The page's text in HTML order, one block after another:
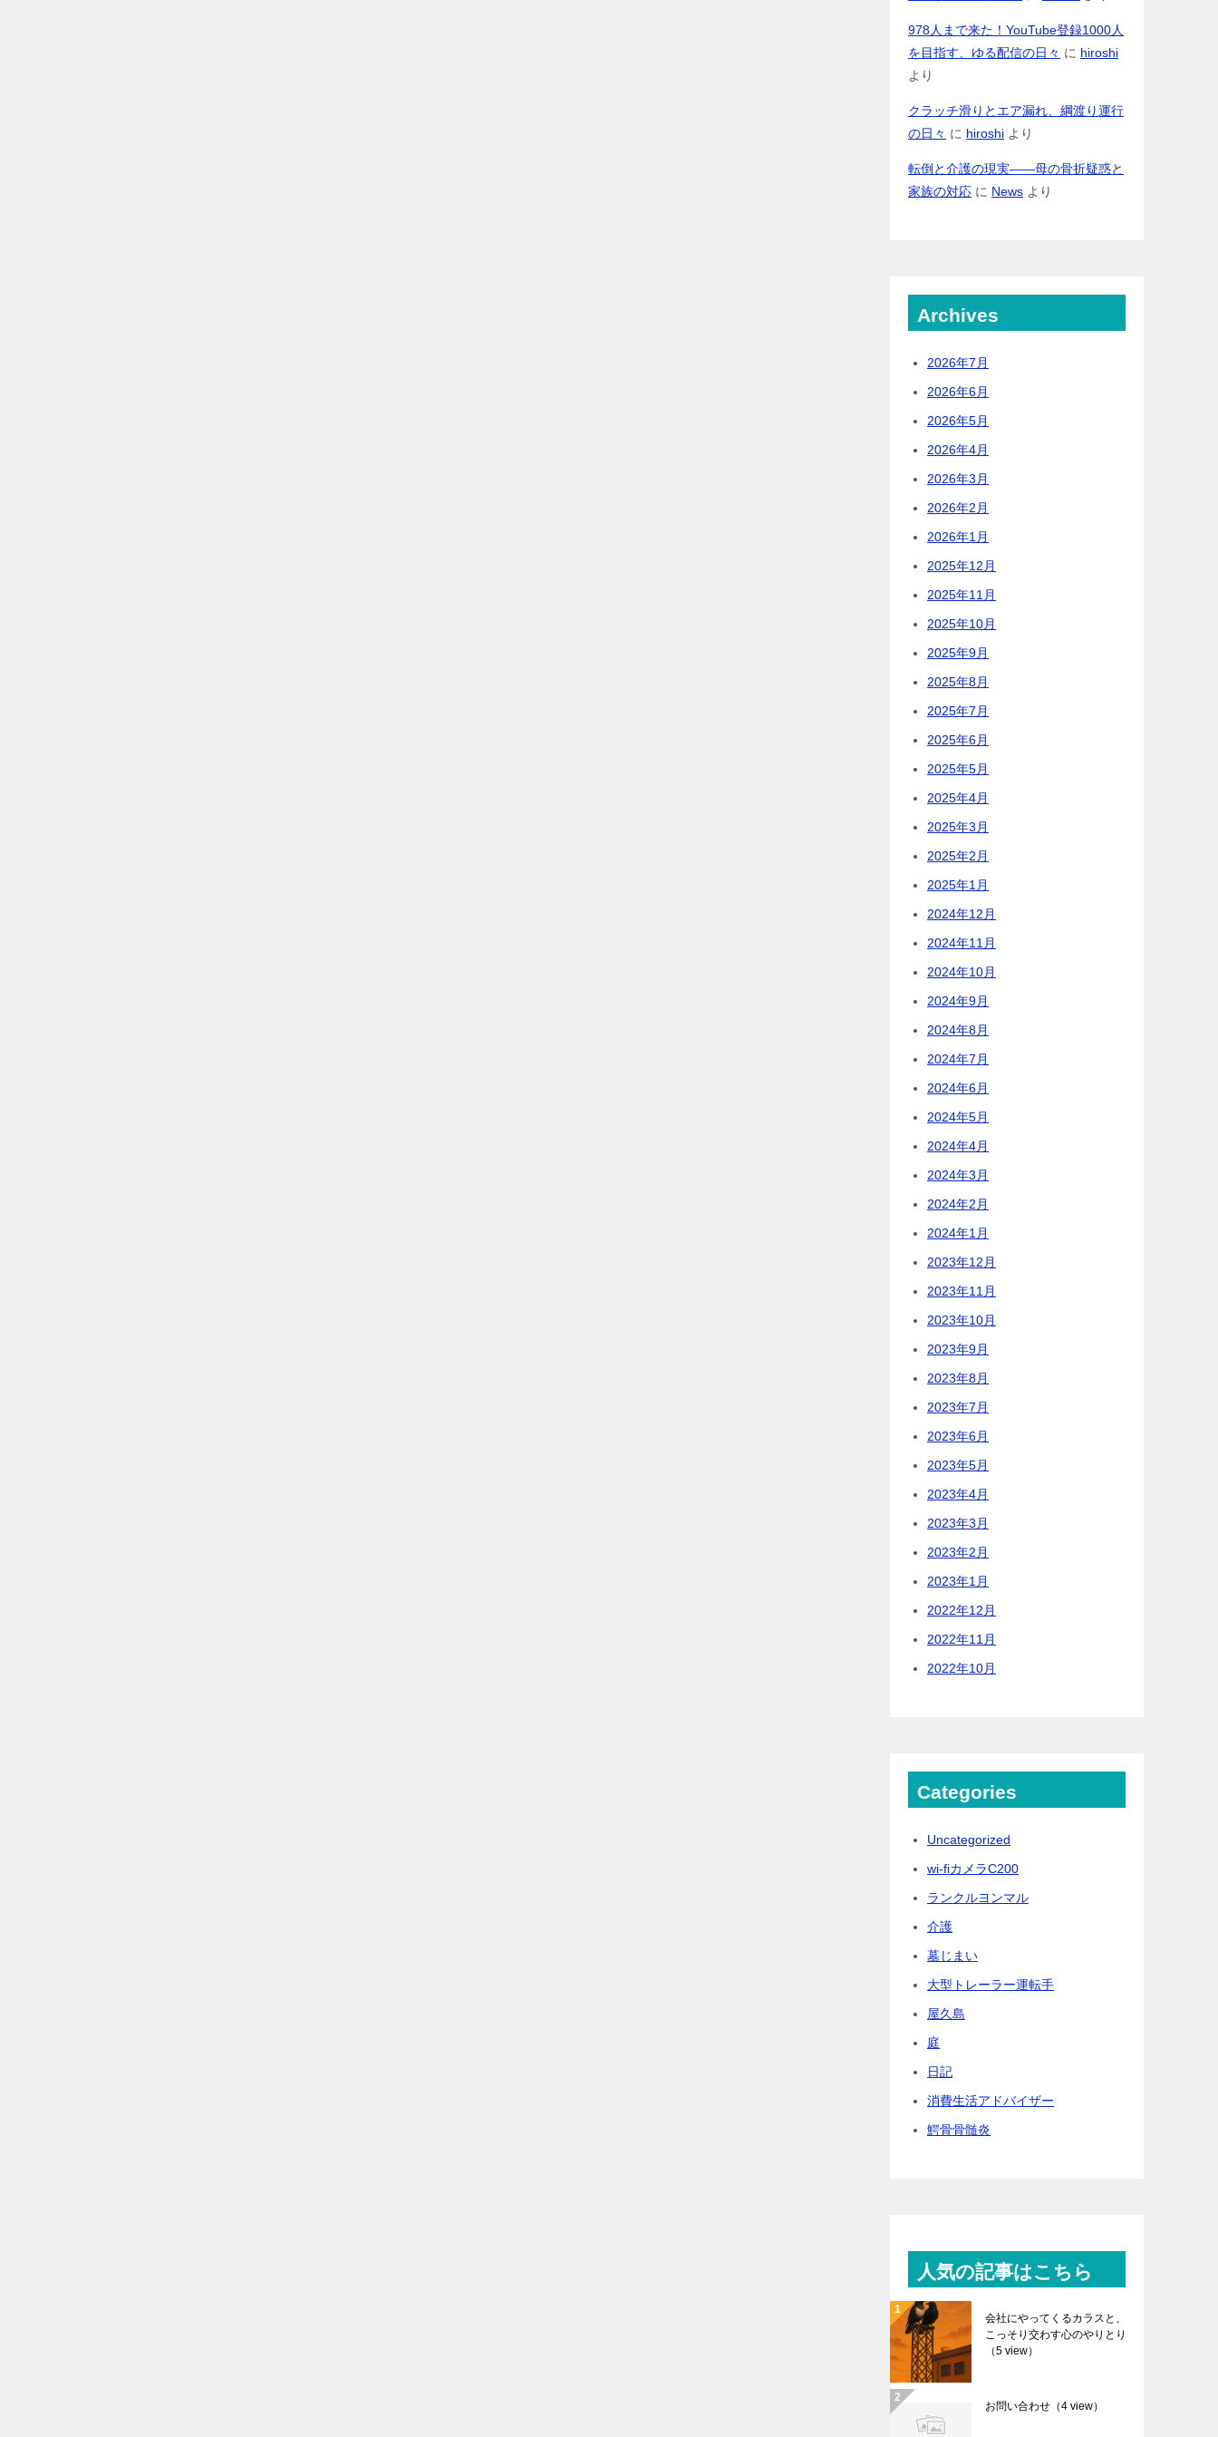
978人まで来た！YouTube登録1000人
を目指す、ゆる配信の日々 に hiroshi
より
クラッチ滑りとエア漏れ、綱渡り運行
の日々 に hiroshi より
転倒と介護の現実――母の骨折疑惑と
家族の対応 に News より
Archives
2026年7月
2026年6月
2026年5月
2026年4月
2026年3月
2026年2月
2026年1月
2025年12月
2025年11月
2025年10月
2025年9月
2025年8月
2025年7月
2025年6月
2025年5月
2025年4月
2025年3月
2025年2月
2025年1月
2024年12月
2024年11月
2024年10月
2024年9月
2024年8月
2024年7月
2024年6月
2024年5月
2024年4月
2024年3月
2024年2月
2024年1月
2023年12月
2023年11月
2023年10月
2023年9月
2023年8月
2023年7月
2023年6月
2023年5月
2023年4月
2023年3月
2023年2月
2023年1月
2022年12月
2022年11月
2022年10月
Categories
Uncategorized
wi-fiカメラC200
ランクルヨンマル
介護
墓じまい
大型トレーラー運転手
屋久島
庭
日記
消費生活アドバイザー
鰐骨骨髄炎
人気の記事はこちら
会社にやってくるカラスと、
こっそり交わす心のやりとり
（5 view）
お問い合わせ （4 view）